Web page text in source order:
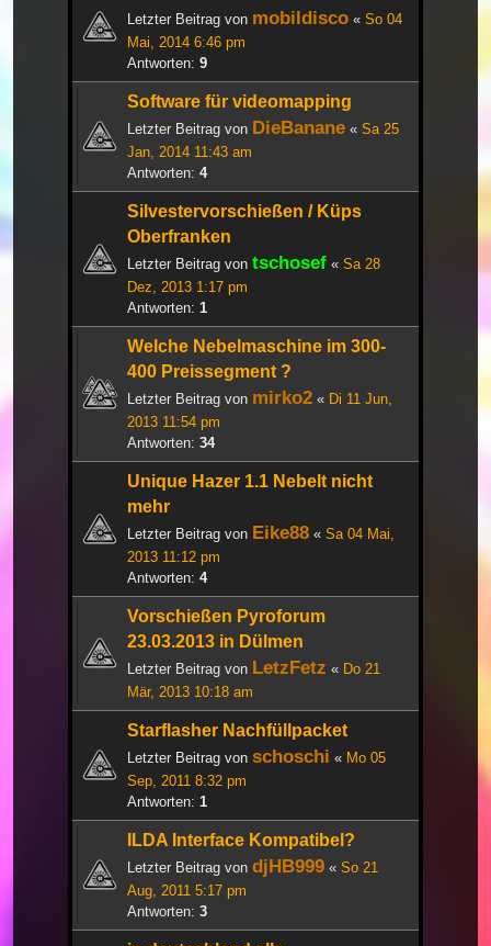
Letzter Beitrag von mobildisco « So 04
Mai, 2014 6:46 pm
Antworten: 9
Software für videomapping
Letzter Beitrag von DieBanane « Sa 25
Jan, 2014 11:43 am
Antworten: 4
Silvestervorschießen / Küps
Oberfranken
Letzter Beitrag von tschosef « Sa 28
Dez, 2013 1:17 pm
Antworten: 1
Welche Nebelmaschine im 300-
400 Preissegment ?
Letzter Beitrag von mirko2 « Di 11 Jun,
2013 11:54 pm
Antworten: 34
Unique Hazer 1.1 Nebelt nicht
mehr
Letzter Beitrag von Eike88 « Sa 04 Mai,
2013 11:12 pm
Antworten: 4
Vorschießen Pyroforum
23.03.2013 in Dülmen
Letzter Beitrag von LetzFetz « Do 21
Mär, 2013 10:18 am
Starflasher Nachfüllpacket
Letzter Beitrag von schoschi « Mo 05
Sep, 2011 8:32 pm
Antworten: 1
ILDA Interface Kompatibel?
Letzter Beitrag von djHB999 « So 21
Aug, 2011 5:17 pm
Antworten: 3